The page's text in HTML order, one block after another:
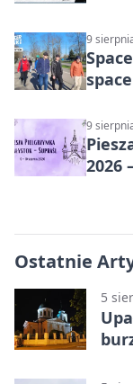
9
9
2026
Ostatnie
5